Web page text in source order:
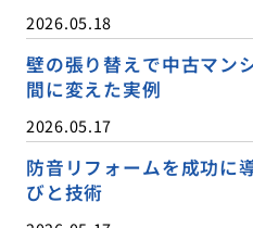
2026.05.18
壁の張り替えで中古マン
間に変えた実例
2026.05.17
防音リフォームを成功に
びと技術